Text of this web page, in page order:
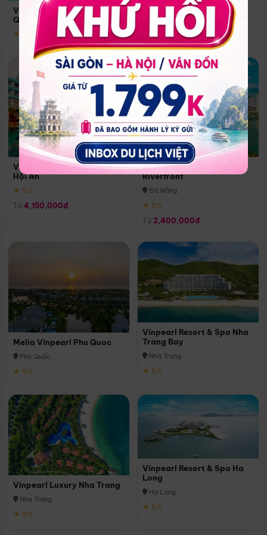
Vinpearl Resort & Spa Phu
Quoc
★ 5.0
Quoc
Phú Quốc
★ 5.0
Vinpearl Resort & Golf Nam
Hội An
★ 5.0
Từ 4,150,000đ
Melia Vinpearl Danang
Riverfront
Đà Nẵng
★ 5.0
Từ 2,400,000đ
Melia Vinpearl Phu Quoc
Phú Quốc
★ 5.0
Vinpearl Resort & Spa Nha
Trang Bay
Nha Trang
★ 5.0
Vinpearl Luxury Nha Trang
Nha Trang
★ 5.0
Vinpearl Resort & Spa Ha
Long
Hạ Long
★ 5.0